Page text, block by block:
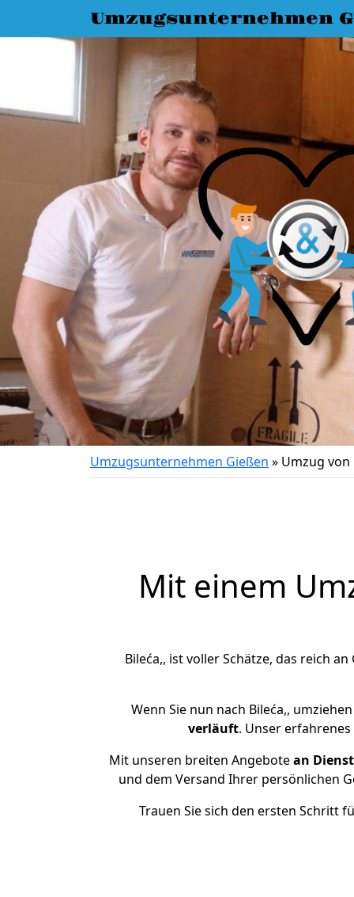
Umzugsunternehmen
Umzugsunternehmen Gießen » Umzug von
Mit einem
Bileća,, ist voller Schätze, das reich
Wenn Sie nun nach Bileća,,
verläuft. Unser
Mit unseren breiten Angebotean
und dem Versand Ihrer persönlichen
Trauen Sie sich den ersten Schritt